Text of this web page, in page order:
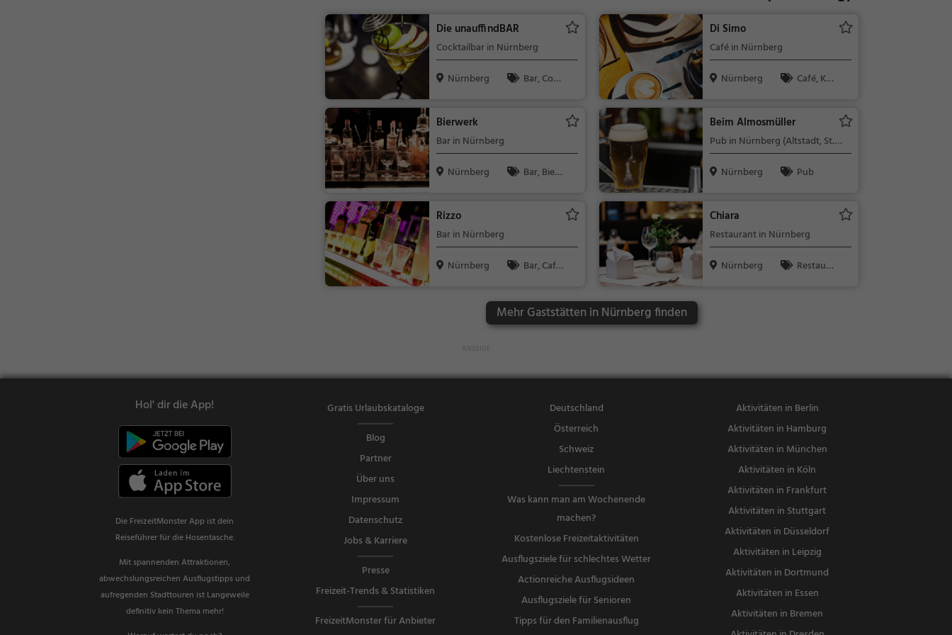
Die unauffindBAR
Cocktailbar in Nürnberg
Nürnberg
Bar, Cock
Di Simo
Café in Nürnberg
Nürnberg
Café, Kaff
ebäck / Teig
waren
Bierwerk
Bar in Nürnberg
Nürnberg
Bar, Bier,
Beim Almosmüller
Pub in Nürnberg (Altstadt, St.
Lorenz)
Nürnberg
Pub
Rizzo
Bar in Nürnberg
Nürnberg
Bar, Café,
ier, Wein, Sna
cks / Geträn
ke, Kaffee / K
/ Teigwaren,
Mittagessen
Chiara
Restaurant in Nürnberg
Nürnberg
Restaura
Mehr Gaststätten in Nürnberg finden
Hol' dir die App!
Die FreizeitMonster App ist dein
Reiseführer für die Hosentasche.
Mit spannenden Attraktionen,
abwechslungsreichen Ausflugstipps und
aufregenden Stadttouren ist Langeweile
definitiv kein Thema mehr!
Gratis Urlaubskataloge
Blog
Partner
Über uns
Impressum
Datenschutz
Jobs & Karriere
Presse
Freizeit-Trends & Statistiken
FreizeitMonster für Anbieter
Deutschland
Österreich
Schweiz
Liechtenstein
Was kann man am Wochenende
machen?
Kostenlose Freizeitaktivitäten
Ausflugsziele für schlechtes Wetter
Actionreiche Ausflugsideen
Ausflugsziele für Senioren
Tipps für den Familienausflug
Aktivitäten in Berlin
Aktivitäten in Hamburg
Aktivitäten in München
Aktivitäten in Köln
Aktivitäten in Frankfurt
Aktivitäten in Stuttgart
Aktivitäten in Düsseldorf
Aktivitäten in Leipzig
Aktivitäten in Dortmund
Aktivitäten in Essen
Aktivitäten in Bremen